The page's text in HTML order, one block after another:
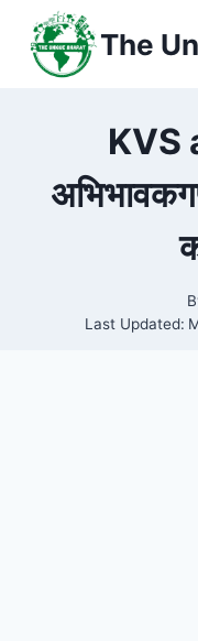
content
The
KVS
Last Updated: